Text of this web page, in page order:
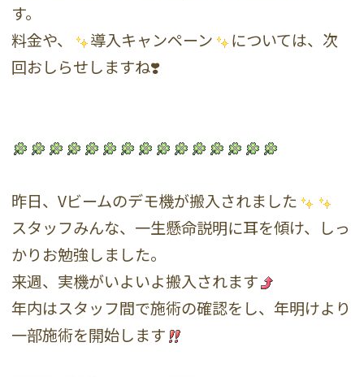
す。
料金や、
導入キャンペーン
については、次
回おしらせしますね❣️
昨日、Vビームのデモ機が搬入されました
スタッフみんな、一生懸命説明に耳を傾け、しっ
かりお勉強しました。
来週、実機がいよいよ搬入されます
年内はスタッフ間で施術の確認をし、年明けより
一部施術を開始します